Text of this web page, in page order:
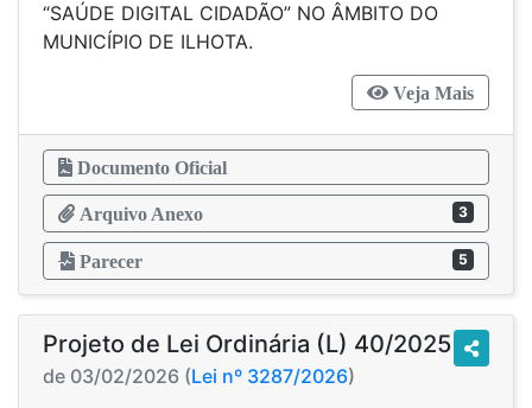
“SAÚDE DIGITAL CIDADÃO” NO ÂMBITO DO
MUNICÍPIO DE ILHOTA.
Veja Mais
Documento Oficial
Arquivo Anexo 3
Parecer 5
Projeto de Lei Ordinária (L) 40/2025
de 03/02/2026 (Lei nº 3287/2026)